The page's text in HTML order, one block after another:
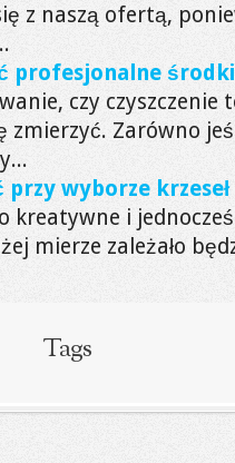
z naszą ofertą,
profesjonalne środki
czy
zmierzyć. Zarówno
przy wyborze
kreatywne i
mierze zależało
Tags